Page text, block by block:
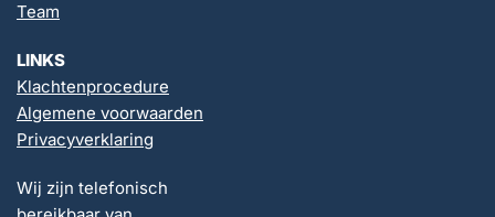
Team
LINKS
Klachtenprocedure
Algemene voorwaarden
Privacyverklaring
Wij zijn telefonisch